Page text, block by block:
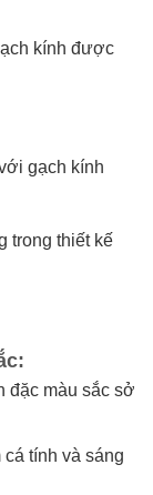
kính được
gạch kính
trong thiết kế
đặc màu sắc sở
tính và sáng